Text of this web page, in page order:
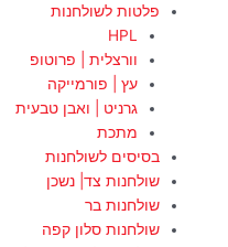
פלטות לשולחנות
HPL
וורצלית | פרוטופ
עץ | פורמייקה
גרניט | ואבן טבעית
מתכת
בסיסים לשולחנות
שולחנות צד| נשכן
שולחנות בר
שולחנות סלון קפה